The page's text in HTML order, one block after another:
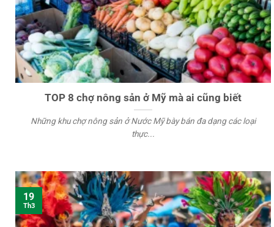
TOP 8 chợ nông sản ở Mỹ mà ai cũng biết
Những khu chợ nông sản ở Nước Mỹ bày bán đa dạng các loại
thực...
19
Th3